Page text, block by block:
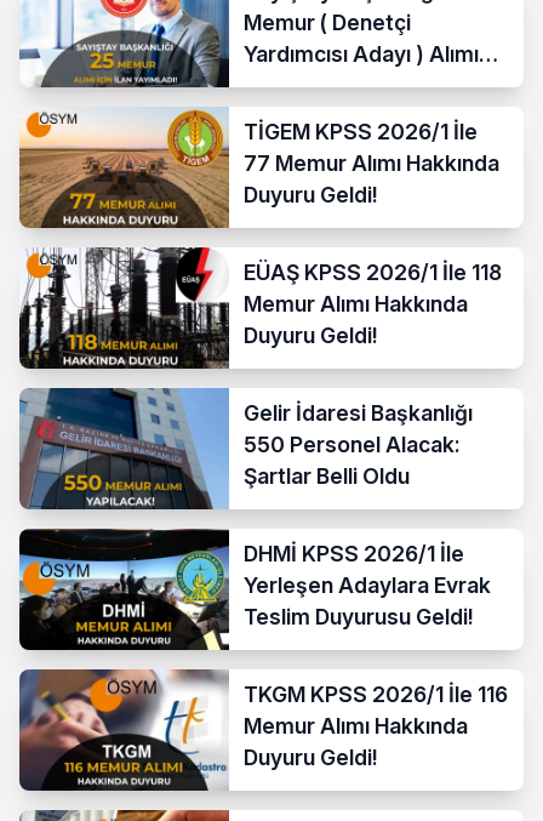
Memur ( Denetçi
Yardımcısı Adayı ) Alımı
Yapacak
TİGEM KPSS 2026/1 İle
77 Memur Alımı Hakkında
Duyuru Geldi!
EÜAŞ KPSS 2026/1 İle 118
Memur Alımı Hakkında
Duyuru Geldi!
Gelir İdaresi Başkanlığı
550 Personel Alacak:
Şartlar Belli Oldu
DHMİ KPSS 2026/1 İle
Yerleşen Adaylara Evrak
Teslim Duyurusu Geldi!
TKGM KPSS 2026/1 İle 116
Memur Alımı Hakkında
Duyuru Geldi!